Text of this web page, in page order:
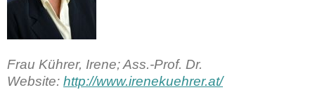
Frau Kührer, Irene; Ass.-Prof. Dr.
Website: http://www.irenekuehrer.at/